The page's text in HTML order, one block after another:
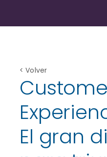
< Volver
El gran